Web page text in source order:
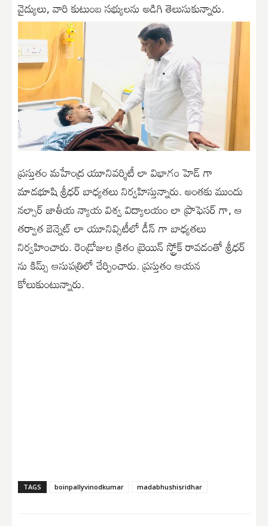
వైద్యులు, వారి కుటుంబ సభ్యులను అడిగి తెలుసుకున్నారు.
ప్రస్తుతం మహేంద్ర యూనివర్శిటీ లా విభాగం హెడ్ గా
మాడభూషి శ్రీధర్ బాధ్యతలు నిర్వహిస్తున్నారు. అంతకు ముందు
నల్సార్ జాతీయ న్యాయ విశ్వ విద్యాలయం లా ప్రొఫెసర్ గా, ఆ
తర్వాత బెన్నెట్ లా యూనివ్సిటీలో డీన్ గా బాధ్యతలు
నిర్వహించారు. రెండ్రోజుల క్రితం బ్రెయిన్ స్ట్రోక్ రావడంతో శ్రీధర్
ను కిమ్స్ ఆసుపత్రిలో చేర్పించారు. ప్రస్తుతం ఆయన
కోలుకుంటున్నారు.
TAGS boinpallyvinodkumar madabhushisridhar